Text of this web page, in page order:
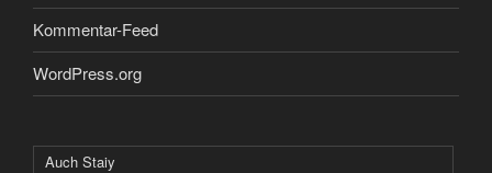
Kommentar-Feed
WordPress.org
Auch Staiy